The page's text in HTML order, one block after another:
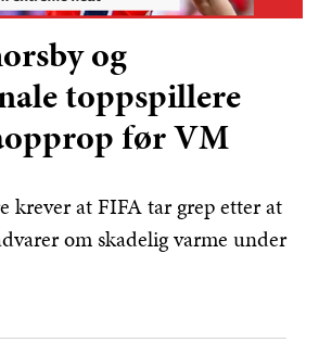
og
toppspillere
før VM
krever at FIFA tar grep etter at
om skadelig varme under